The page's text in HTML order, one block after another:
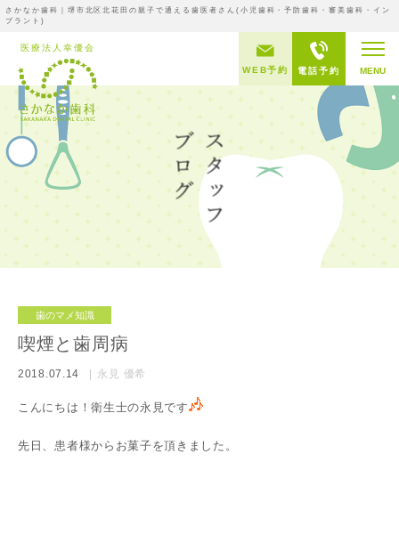
さかなか歯科｜堺市北区北花田の親子で通える歯医者さん(小児歯科・予防歯科・審美歯科・イン
プラント)
MENU
電話予約
WEB予約
歯のマメ知識
喫煙と歯周病
2018.07.14 永見 優希
こんにちは！衛生士の永見です
先日、患者様からお菓子を頂きました。